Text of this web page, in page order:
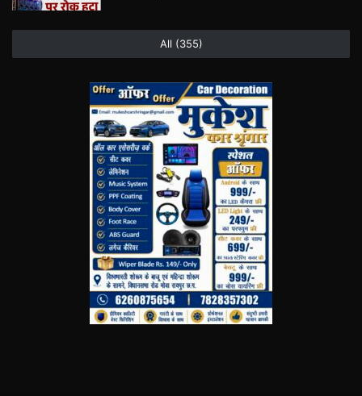
All (355)